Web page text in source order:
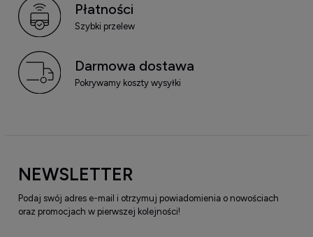
Płatności
Szybki przelew
Darmowa dostawa
Pokrywamy koszty wysyłki
NEWSLETTER
Podaj swój adres e-mail i otrzymuj powiadomienia o nowościach
oraz promocjach w pierwszej kolejności!